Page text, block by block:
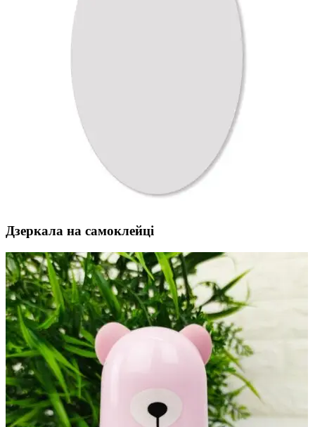
Дзеркала на самоклейці